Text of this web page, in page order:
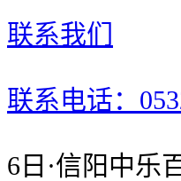
联系我们
联系电话：
6日·信阳中乐